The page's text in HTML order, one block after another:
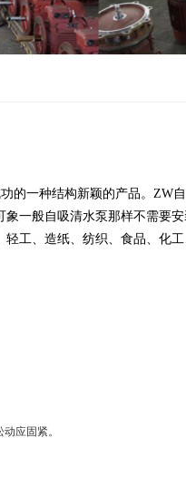
的一种结构新颖的产品。ZW
一般自吸清水泵那样不需要
工、造纸、纺织、食品、化
应固紧。